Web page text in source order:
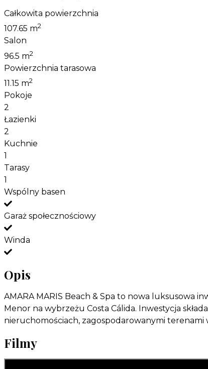
Całkowita powierzchnia
107.65 m2
Salon
96.5 m2
Powierzchnia tarasowa
11.15 m2
Pokoje
2
Łazienki
2
Kuchnie
1
Tarasy
1
Wspólny basen
Garaż społecznościowy
Winda
Opis
AMARA MARIS Beach & Spa to nowa luksusowa
Menor na wybrzeżu Costa Cálida. Inwestycja
nieruchomościach, zagospodarowanymi terenami
Filmy